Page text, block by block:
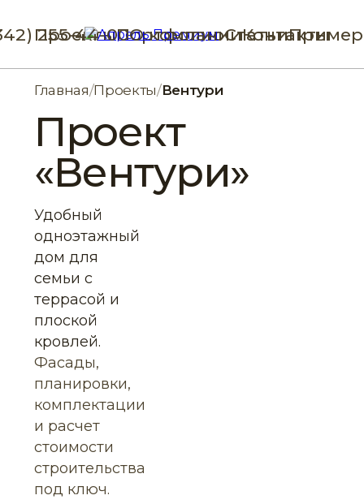
ПроектыПортфолиоСтатьиПример
255-44-00О компанииКонтакты
Главная/Проекты/Вентури
Проект
«Вентури»
Удобный
одноэтажный
дом для
семьи с
террасой и
плоской
кровлей.
Фасады,
планировки,
комплектации
и расчет
стоимости
строительства
под ключ.